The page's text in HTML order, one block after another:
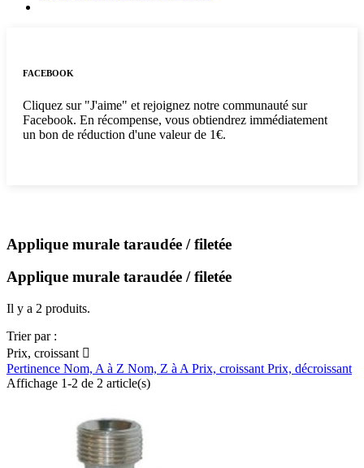
FACEBOOK
Cliquez sur "J'aime" et rejoignez notre communauté sur
Facebook. En récompense, vous obtiendrez immédiatement
un bon de réduction d'une valeur de 1€.
Applique murale taraudée / filetée
Applique murale taraudée / filetée
Il y a 2 produits.
Trier par :
Prix, croissant 
Pertinence Nom, A à Z Nom, Z à A Prix, croissant Prix, décroissant
Affichage 1-2 de 2 article(s)